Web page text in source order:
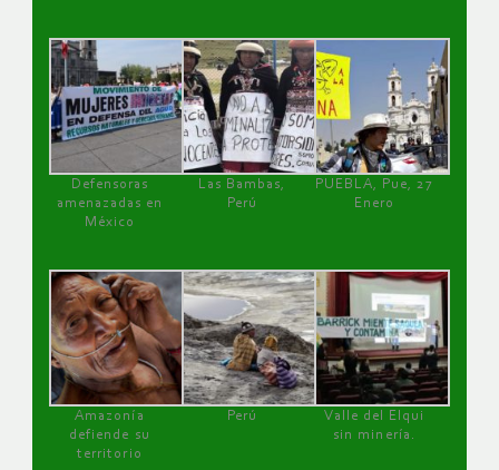
Defensoras
amenazadas en
México
Las Bambas,
Perú
PUEBLA, Pue, 27
Enero
Amazonía
defiende su
territorio
Perú
Valle del Elqui
sin minería.